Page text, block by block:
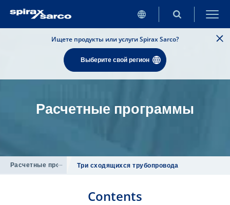
Ищете продукты или услуги Spirax Sarco?
Выберите свой регион
Расчетные программы
Расчетные программы /
Три сходящихся трубопровода
Contents